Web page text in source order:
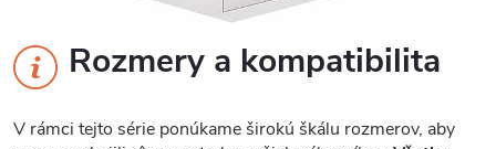
Rozmery a kompatibilita
V rámci tejto série ponúkame širokú škálu rozmerov, aby